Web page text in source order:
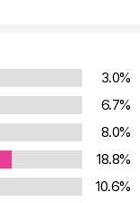
기하학 교양서이자
모두를 위한 『프린
등학교에서 배우는
학을 이해해본 다음,
력의 법칙을 증명해
발견한 행성 운동에
3.0%
6.7%
8.0%
18.8%
10.6%